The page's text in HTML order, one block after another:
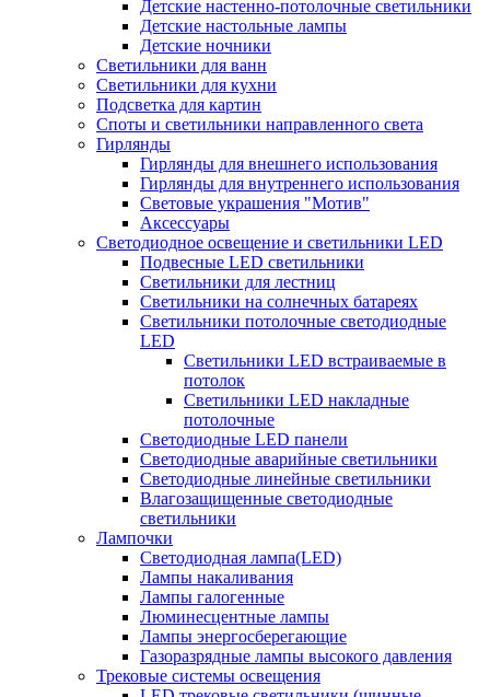
Детские настенно-потолочные светильники
Детские настольные лампы
Детские ночники
Светильники для ванн
Светильники для кухни
Подсветка для картин
Споты и светильники направленного света
Гирлянды
Гирлянды для внешнего использования
Гирлянды для внутреннего использования
Световые украшения "Мотив"
Аксессуары
Светодиодное освещение и светильники LED
Подвесные LED светильники
Светильники для лестниц
Светильники на солнечных батареях
Светильники потолочные светодиодные
LED
Cветильники LED встраиваемые в
потолок
Светильники LED накладные
потолочные
Светодиодные LED панели
Светодиодные аварийные светильники
Светодиодные линейные светильники
Влагозащищенные светодиодные
светильники
Лампочки
Светодиодная лампа(LED)
Лампы накаливания
Лампы галогенные
Люминесцентные лампы
Лампы энергосберегающие
Газоразрядные лампы высокого давления
Трековые системы освещения